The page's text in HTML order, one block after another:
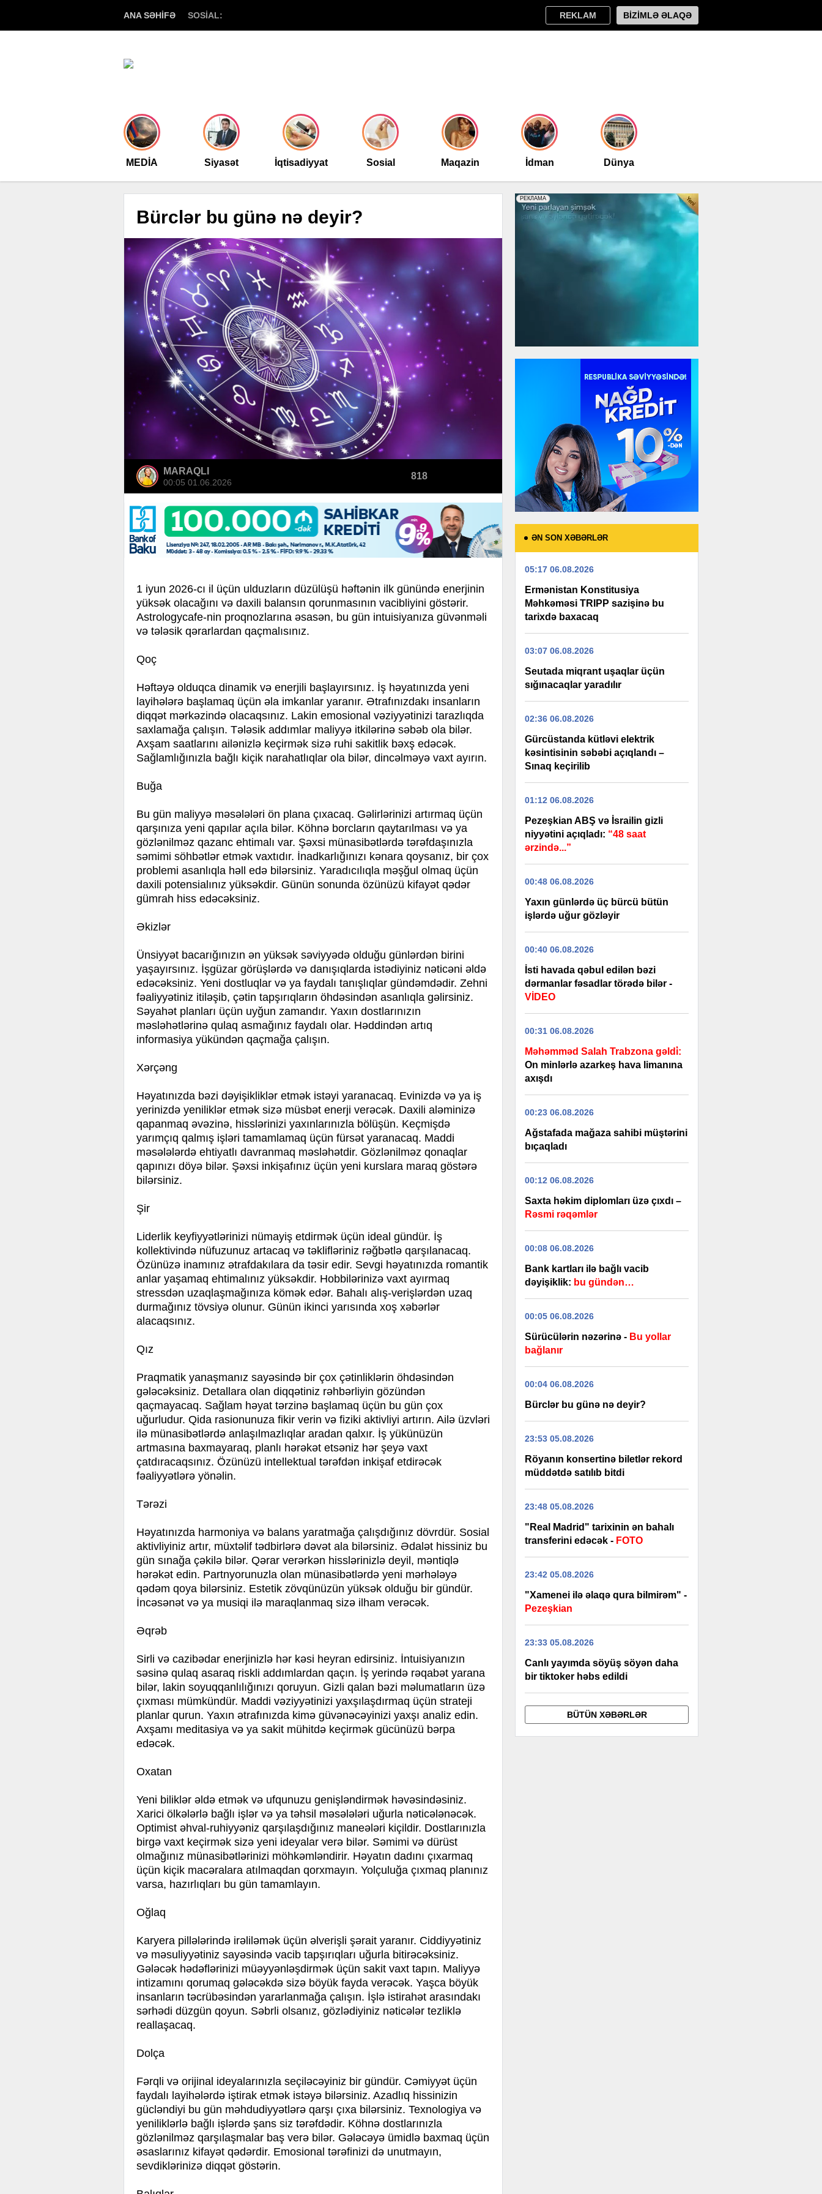
ANA SƏHİFƏ SOSİAL: REKLAM BİZİMLƏ ƏLAQƏ
MEDİA Siyasət İqtisadiyyat Sosial Maqazin İdman Dünya
Bürclər bu günə nə deyir?
MARAQLI
00:05 01.06.2026
818
1 iyun 2026-cı il üçün ulduzların düzülüşü həftənin ilk günündə enerjinin
yüksək olacağını və daxili balansın qorunmasının vacibliyini göstərir.
Astrologycafe-nin proqnozlarına əsasən, bu gün intuisiyanıza güvənməli
və tələsik qərarlardan qaçmalısınız.
Qoç
Həftəyə olduqca dinamik və enerjili başlayırsınız. İş həyatınızda yeni
layihələrə başlamaq üçün əla imkanlar yaranır. Ətrafınızdakı insanların
diqqət mərkəzində olacaqsınız. Lakin emosional vəziyyətinizi tarazlıqda
saxlamağa çalışın. Tələsik addımlar maliyyə itkilərinə səbəb ola bilər.
Axşam saatlarını ailənizlə keçirmək sizə ruhi sakitlik bəxş edəcək.
Sağlamlığınızla bağlı kiçik narahatlıqlar ola bilər, dincəlməyə vaxt ayırın.
Buğa
Bu gün maliyyə məsələləri ön plana çıxacaq. Gəlirlərinizi artırmaq üçün
qarşınıza yeni qapılar açıla bilər. Köhnə borcların qaytarılması və ya
gözlənilməz qazanc ehtimalı var. Şəxsi münasibətlərdə tərəfdaşınızla
səmimi söhbətlər etmək vaxtıdır. İnadkarlığınızı kənara qoysanız, bir çox
problemi asanlıqla həll edə bilərsiniz. Yaradıcılıqla məşğul olmaq üçün
daxili potensialınız yüksəkdir. Günün sonunda özünüzü kifayət qədər
gümrah hiss edəcəksiniz.
Əkizlər
Ünsiyyət bacarığınızın ən yüksək səviyyədə olduğu günlərdən birini
yaşayırsınız. İşgüzar görüşlərdə və danışıqlarda istədiyiniz nəticəni əldə
edəcəksiniz. Yeni dostluqlar və ya faydalı tanışlıqlar gündəmdədir. Zehni
fəaliyyətiniz itiləşib, çətin tapşırıqların öhdəsindən asanlıqla gəlirsiniz.
Səyahət planları üçün uyğun zamandır. Yaxın dostlarınızın
məsləhətlərinə qulaq asmağınız faydalı olar. Həddindən artıq
informasiya yükündən qaçmağa çalışın.
Xərçəng
Həyatınızda bəzi dəyişikliklər etmək istəyi yaranacaq. Evinizdə və ya iş
yerinizdə yeniliklər etmək sizə müsbət enerji verəcək. Daxili aləminizə
qapanmaq əvəzinə, hisslərinizi yaxınlarınızla bölüşün. Keçmişdə
yarımçıq qalmış işləri tamamlamaq üçün fürsət yaranacaq. Maddi
məsələlərdə ehtiyatlı davranmaq məsləhətdir. Gözlənilməz qonaqlar
qapınızı döyə bilər. Şəxsi inkişafınız üçün yeni kurslara maraq göstərə
bilərsiniz.
Şir
Liderlik keyfiyyətlərinizi nümayiş etdirmək üçün ideal gündür. İş
kollektivində nüfuzunuz artacaq və təklifləriniz rəğbətlə qarşılanacaq.
Özünüzə inamınız ətrafdakılara da təsir edir. Sevgi həyatınızda romantik
anlar yaşamaq ehtimalınız yüksəkdir. Hobbilərinizə vaxt ayırmaq
stressdən uzaqlaşmağınıza kömək edər. Bahalı alış-verişlərdən uzaq
durmağınız tövsiyə olunur. Günün ikinci yarısında xoş xəbərlər
alacaqsınız.
Qız
Praqmatik yanaşmanız sayəsində bir çox çətinliklərin öhdəsindən
gələcəksiniz. Detallara olan diqqətiniz rəhbərliyin gözündən
qaçmayacaq. Sağlam həyat tərzinə başlamaq üçün bu gün çox
uğurludur. Qida rasionunuza fikir verin və fiziki aktivliyi artırın. Ailə üzvləri
ilə münasibətlərdə anlaşılmazlıqlar aradan qalxır. İş yükünüzün
artmasına baxmayaraq, planlı hərəkət etsəniz hər şeyə vaxt
çatdıracaqsınız. Özünüzü intellektual tərəfdən inkişaf etdirəcək
fəaliyyətlərə yönəlin.
Tərəzi
Həyatınızda harmoniya və balans yaratmağa çalışdığınız dövrdür. Sosial
aktivliyiniz artır, müxtəlif tədbirlərə dəvət ala bilərsiniz. Ədalət hissiniz bu
gün sınağa çəkilə bilər. Qərar verərkən hisslərinizlə deyil, məntiqlə
hərəkət edin. Partnyorunuzla olan münasibətlərdə yeni mərhələyə
qədəm qoya bilərsiniz. Estetik zövqünüzün yüksək olduğu bir gündür.
İncəsənət və ya musiqi ilə maraqlanmaq sizə ilham verəcək.
Əqrəb
Sirli və cazibədar enerjinizlə hər kəsi heyran edirsiniz. İntuisiyanızın
səsinə qulaq asaraq riskli addımlardan qaçın. İş yerində rəqabət yarana
bilər, lakin soyuqqanlılığınızı qoruyun. Gizli qalan bəzi məlumatların üzə
çıxması mümkündür. Maddi vəziyyətinizi yaxşılaşdırmaq üçün strateji
planlar qurun. Yaxın ətrafınızda kimə güvənəcəyinizi yaxşı analiz edin.
Axşamı meditasiya və ya sakit mühitdə keçirmək gücünüzü bərpa
edəcək.
Oxatan
Yeni biliklər əldə etmək və ufqunuzu genişləndirmək həvəsindəsiniz.
Xarici ölkələrlə bağlı işlər və ya təhsil məsələləri uğurla nəticələnəcək.
Optimist əhval-ruhiyyəniz qarşılaşdığınız maneələri kiçildir. Dostlarınızla
birgə vaxt keçirmək sizə yeni ideyalar verə bilər. Səmimi və dürüst
olmağınız münasibətlərinizi möhkəmləndirir. Həyatın dadını çıxarmaq
üçün kiçik macəralara atılmaqdan qorxmayın. Yolçuluğa çıxmaq planınız
varsa, hazırlıqları bu gün tamamlayın.
Oğlaq
Karyera pillələrində irəliləmək üçün əlverişli şərait yaranır. Ciddiyyətiniz
və məsuliyyətiniz sayəsində vacib tapşırıqları uğurla bitirəcəksiniz.
Gələcək hədəflərinizi müəyyənləşdirmək üçün sakit vaxt tapın. Maliyyə
intizamını qorumaq gələcəkdə sizə böyük fayda verəcək. Yaşca böyük
insanların təcrübəsindən yararlanmağa çalışın. İşlə istirahət arasındakı
sərhədi düzgün qoyun. Səbrli olsanız, gözlədiyiniz nəticələr tezliklə
reallaşacaq.
Dolça
Fərqli və orijinal ideyalarınızla seçiləcəyiniz bir gündür. Cəmiyyət üçün
faydalı layihələrdə iştirak etmək istəyə bilərsiniz. Azadlıq hissinizin
gücləndiyi bu gün məhdudiyyətlərə qarşı çıxa bilərsiniz. Texnologiya və
yeniliklərlə bağlı işlərdə şans siz tərəfdədir. Köhnə dostlarınızla
gözlənilməz qarşılaşmalar baş verə bilər. Gələcəyə ümidlə baxmaq üçün
əsaslarınız kifayət qədərdir. Emosional tərəfinizi də unutmayın,
sevdiklərinizə diqqət göstərin.
ƏN SON XƏBƏRLƏR
05:17 06.08.2026
Ermənistan Konstitusiya
Məhkəməsi TRIPP sazişinə bu
tarixdə baxacaq
03:07 06.08.2026
Seutada miqrant uşaqlar üçün
sığınacaqlar yaradılır
02:36 06.08.2026
Gürcüstanda kütləvi elektrik
kəsintisinin səbəbi açıqlandı –
Sınaq keçirilib
01:12 06.08.2026
Pezeşkian ABŞ və İsrailin gizli
niyyətini açıqladı: “48 saat
ərzində...”
00:48 06.08.2026
Yaxın günlərdə üç bürcü bütün
işlərdə uğur gözləyir
00:40 06.08.2026
İsti havada qəbul edilən bəzi
dərmanlar fəsadlar törədə bilər -
VİDEO
00:31 06.08.2026
Məhəmməd Salah Trabzona gəldi̇:
On minlərlə azarkeş hava limanına
axışdı
00:23 06.08.2026
Ağstafada mağaza sahibi müştərini
bıçaqladı
00:12 06.08.2026
Saxta həkim diplomları üzə çıxdı –
Rəsmi rəqəmlər
00:08 06.08.2026
Bank kartları ilə bağlı vacib
dəyişiklik: bu gündən…
00:05 06.08.2026
Sürücülərin nəzərinə - Bu yollar
bağlanır
00:04 06.08.2026
Bürclər bu günə nə deyir?
23:53 05.08.2026
Röyanın konsertinə biletlər rekord
müddətdə satılıb bitdi
23:48 05.08.2026
"Real Madrid" tarixinin ən bahalı
transferini edəcək - FOTO
23:42 05.08.2026
"Xamenei ilə əlaqə qura bilmirəm" -
Pezeşkian
23:33 05.08.2026
Canlı yayımda söyüş söyən daha
bir tiktoker həbs edildi
BÜTÜN XƏBƏRLƏR